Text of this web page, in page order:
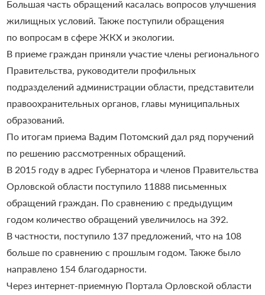
Большая часть обращений касалась вопросов улучшения
жилищных условий. Также поступили обращения
по вопросам в сфере ЖКХ и экологии.
В приеме граждан приняли участие члены регионального
Правительства, руководители профильных
подразделений администрации области, представители
правоохранительных органов, главы муниципальных
образований.
По итогам приема Вадим Потомский дал ряд поручений
по решению рассмотренных обращений.
В 2015 году в адрес Губернатора и членов Правительства
Орловской области поступило 11888 письменных
обращений граждан. По сравнению с предыдущим
годом количество обращений увеличилось на 392.
В частности, поступило 137 предложений, что на 108
больше по сравнению с прошлым годом. Также было
направлено 154 благодарности.
Через интернет-приемную Портала Орловской области